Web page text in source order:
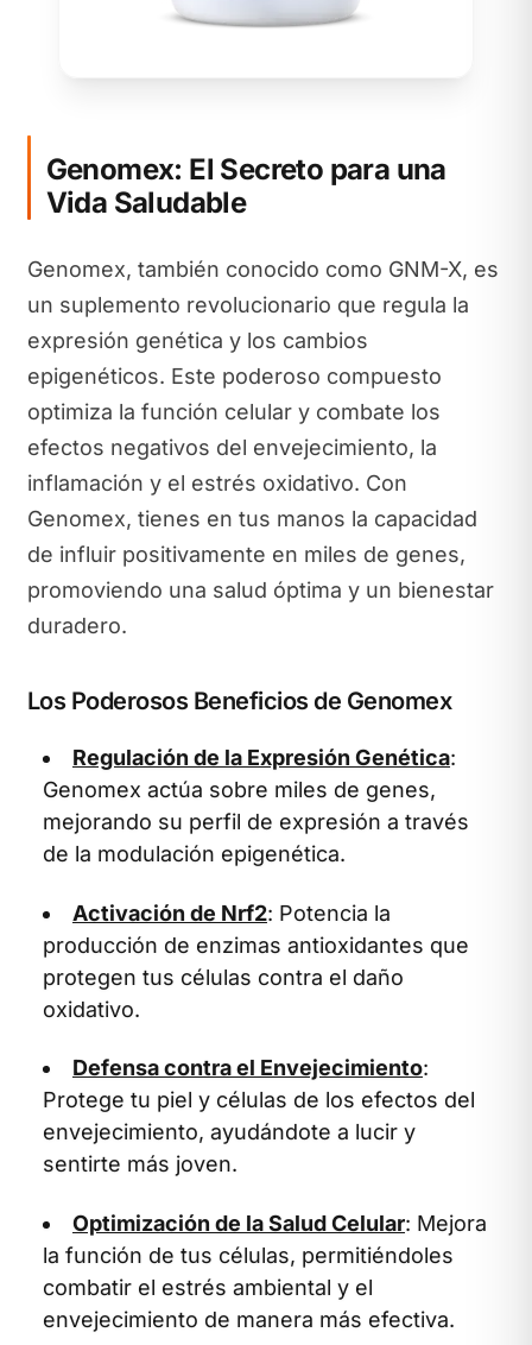
Genomex: El Secreto para una
Vida Saludable
Genomex, también conocido como GNM-X, es
un suplemento revolucionario que regula la
expresión genética y los cambios
epigenéticos. Este poderoso compuesto
optimiza la función celular y combate los
efectos negativos del envejecimiento, la
inflamación y el estrés oxidativo. Con
Genomex, tienes en tus manos la capacidad
de influir positivamente en miles de genes,
promoviendo una salud óptima y un bienestar
duradero.
Los Poderosos Beneficios de Genomex
Regulación de la Expresión Genética:
Genomex actúa sobre miles de genes,
mejorando su perfil de expresión a través
de la modulación epigenética.
Activación de Nrf2: Potencia la
producción de enzimas antioxidantes que
protegen tus células contra el daño
oxidativo.
Defensa contra el Envejecimiento:
Protege tu piel y células de los efectos del
envejecimiento, ayudándote a lucir y
sentirte más joven.
Optimización de la Salud Celular: Mejora
la función de tus células, permitiéndoles
combatir el estrés ambiental y el
envejecimiento de manera más efectiva.